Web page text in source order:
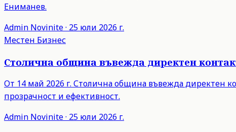
Ениманев.
Admin Novinite· 25 юли 2026 г.
Местен Бизнес
Столична община въвежда директен
От 14 май 2026 г. Столична община въвежда директен
прозрачност и ефективност.
Admin Novinite· 25 юли 2026 г.